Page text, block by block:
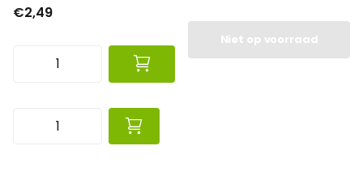
€2,49
Niet op voorraad